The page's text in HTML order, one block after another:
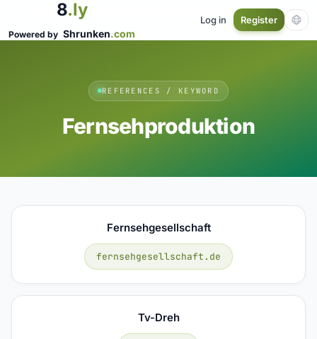
8.ly
Powered by Shrunken.com
Log in Register
REFERENCES / KEYWORD
Fernsehproduktion
Fernsehgesellschaft
fernsehgesellschaft.de
Tv-Dreh